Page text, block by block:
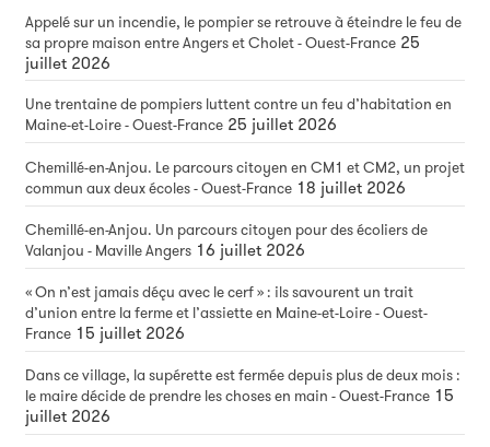
Appelé sur un incendie, le pompier se retrouve à éteindre le feu de
sa propre maison entre Angers et Cholet - Ouest-France 25
juillet 2026
Une trentaine de pompiers luttent contre un feu d’habitation en
Maine-et-Loire - Ouest-France 25 juillet 2026
Chemillé-en-Anjou. Le parcours citoyen en CM1 et CM2, un projet
commun aux deux écoles - Ouest-France 18 juillet 2026
Chemillé-en-Anjou. Un parcours citoyen pour des écoliers de
Valanjou - Maville Angers 16 juillet 2026
« On n’est jamais déçu avec le cerf » : ils savourent un trait
d’union entre la ferme et l’assiette en Maine-et-Loire - Ouest-
France 15 juillet 2026
Dans ce village, la supérette est fermée depuis plus de deux mois :
le maire décide de prendre les choses en main - Ouest-France 15
juillet 2026